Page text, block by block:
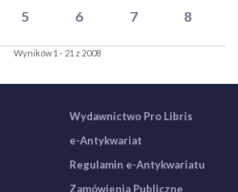
5 6 7 8
Wyników 1 - 21 z 2008
Wydawnictwo Pro Libris
e-Antykwariat
Regulamin e-Antykwariatu
Zamówienia Publiczne